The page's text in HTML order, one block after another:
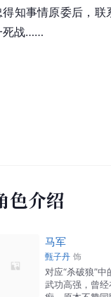
得知事情原委后，
死战……
色介绍
马军
甄子丹 饰
对应“杀破狼”
武功高强，曾